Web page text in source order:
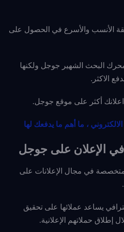
الأنسب والأسرع في الحصول على
البحث الشهير جوجل ولكنها
الاكثر.
أكثر على موقع جوجل.
، ما أهم ما يدفعك لها
الإعلان على جوجل
في مجال الإعلانات على
يساعد عملائها على تحقيق
إطلاق حملاتهم الإعلانية.